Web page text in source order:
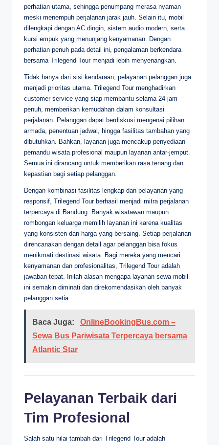
perhatian utama, sehingga penumpang merasa nyaman
meski menempuh perjalanan jarak jauh. Selain itu, mobil
dilengkapi dengan AC dingin, sistem audio modern, serta
kursi empuk yang menunjang kenyamanan. Dengan
perhatian penuh pada detail ini, pengalaman berkendara
bersama Trilegend Tour menjadi lebih menyenangkan.
Tidak hanya dari sisi kendaraan, pelayanan pelanggan juga
menjadi prioritas utama. Trilegend Tour menghadirkan
customer service yang siap membantu selama 24 jam
penuh, memberikan kemudahan dalam konsultasi
perjalanan. Pelanggan dapat berdiskusi mengenai pilihan
armada, penentuan jadwal, hingga fasilitas tambahan yang
dibutuhkan. Bahkan, layanan juga mencakup penyediaan
pemandu wisata profesional maupun layanan antar-jemput.
Semua ini dirancang untuk memberikan rasa tenang dan
kepastian bagi setiap pelanggan.
Dengan kombinasi fasilitas lengkap dan pelayanan yang
responsif, Trilegend Tour berhasil menjadi mitra perjalanan
terpercaya di Bandung. Banyak wisatawan maupun
rombongan keluarga memilih layanan ini karena kualitas
yang konsisten dan harga yang bersaing. Setiap perjalanan
direncanakan dengan detail agar pelanggan bisa fokus
menikmati destinasi wisata. Bagi mereka yang mencari
kenyamanan dan profesionalitas, Trilegend Tour adalah
jawaban tepat. Inilah alasan mengapa layanan sewa mobil
ini semakin diminati dan direkomendasikan oleh banyak
pelanggan setia.
Baca Juga:
OnlineBookingBus.com –
Sewa Bus Pariwisata Terpercaya bersama
Atlantic Star
Pelayanan Terbaik dari
Tim Profesional
Salah satu nilai tambah dari Trilegend Tour adalah